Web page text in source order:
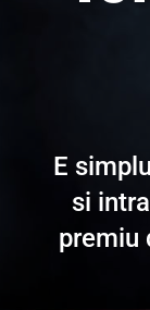
E
si
premiu